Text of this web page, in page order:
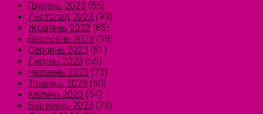
Грудень 2023 (55)
Листопад 2023 (93)
Жовтень 2023 (85)
Вересень 2023 (98)
Серпень 2023 (81)
Липень 2023 (55)
Червень 2023 (73)
Травень 2023 (50)
Квітень 2023 (54)
Березень 2023 (73)